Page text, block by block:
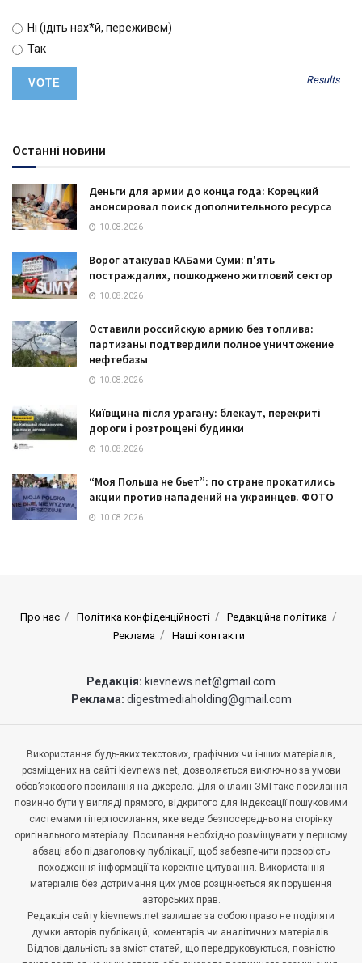
Ні (ідіть нах*й, переживем)
Так
Results
Останні новини
Деньги для армии до конца года: Корецкий
анонсировал поиск дополнительного ресурса
10.08.2026
Ворог атакував КАБами Суми: п'ять
постраждалих, пошкоджено житловий сектор
10.08.2026
Оставили российскую армию без топлива:
партизаны подтвердили полное уничтожение
нефтебазы
10.08.2026
Київщина після урагану: блекаут, перекриті
дороги і розтрощені будинки
10.08.2026
“Моя Польша не бьет”: по стране прокатились
акции против нападений на украинцев. ФОТО
10.08.2026
Про нас Політика конфіденційності
Редакційна політика
Реклама
Наші контакти
Редакція: kievnews.net@gmail.com
Реклама: digestmediaholding@gmail.com
Використання будь-яких текстових, графічних чи інших матеріалів,
розміщених на сайті kievnews.net, дозволяється виключно за умови
обов’язкового посилання на джерело. Для онлайн-ЗМІ таке посилання
повинно бути у вигляді прямого, відкритого для індексації пошуковими
системами гіперпосилання, яке веде безпосередньо на сторінку
оригінального матеріалу. Посилання необхідно розміщувати у першому
абзаці або підзаголовку публікації, щоб забезпечити прозорість
походження інформації та коректне цитування. Використання
матеріалів без дотримання цих умов розцінюється як порушення
авторських прав.
Редакція сайту kievnews.net залишає за собою право не поділяти
думки авторів публікацій, коментарів чи аналітичних матеріалів.
Відповідальність за зміст статей, що передруковуються, повністю